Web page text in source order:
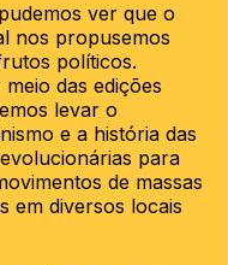
ver que o
nos propusemos
políticos.
das edições
levar o
e a história das
para
de massas
em diversos locais